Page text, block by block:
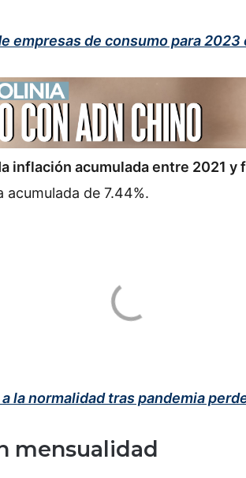
empresas de consumo para 2023
a inflación acumulada entre 2021 y
de 7.44%.
la normalidad tras pandemia
mensualidad